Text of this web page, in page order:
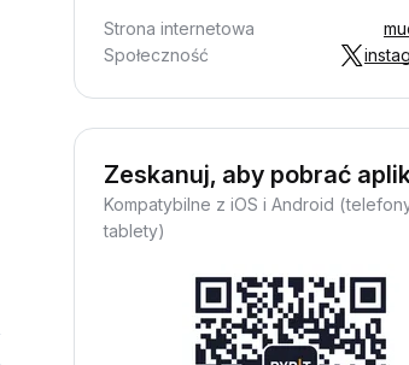
Strona internetowa
Społeczność
Zeskanuj, aby pobrać
Kompatybilne z iOS i Android
tablety)